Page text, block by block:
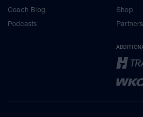
Coach Blog
Podcasts
Shop
Partners